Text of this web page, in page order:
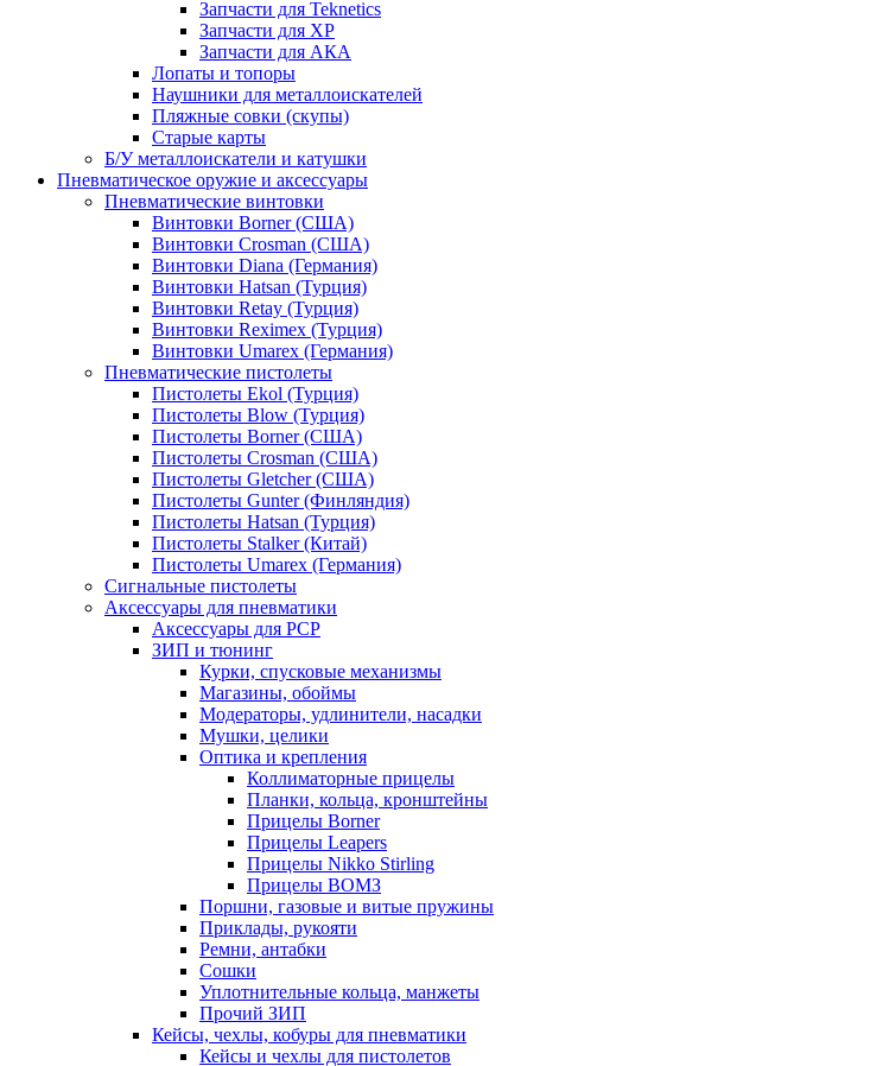
Запчасти для Teknetics
Запчасти для XP
Запчасти для АКА
Лопаты и топоры
Наушники для металлоискателей
Пляжные совки (скупы)
Старые карты
Б/У металлоискатели и катушки
Пневматическое оружие и аксессуары
Пневматические винтовки
Винтовки Borner (США)
Винтовки Crosman (США)
Винтовки Diana (Германия)
Винтовки Hatsan (Турция)
Винтовки Retay (Турция)
Винтовки Reximex (Турция)
Винтовки Umarex (Германия)
Пневматические пистолеты
Пистолеты Ekol (Турция)
Пистолеты Blow (Турция)
Пистолеты Borner (США)
Пистолеты Crosman (США)
Пистолеты Gletcher (США)
Пистолеты Gunter (Финляндия)
Пистолеты Hatsan (Турция)
Пистолеты Stalker (Китай)
Пистолеты Umarex (Германия)
Сигнальные пистолеты
Аксессуары для пневматики
Аксессуары для PCP
ЗИП и тюнинг
Курки, спусковые механизмы
Магазины, обоймы
Модераторы, удлинители, насадки
Мушки, целики
Оптика и крепления
Коллиматорные прицелы
Планки, кольца, кронштейны
Прицелы Borner
Прицелы Leapers
Прицелы Nikko Stirling
Прицелы ВОМЗ
Поршни, газовые и витые пружины
Приклады, рукояти
Ремни, антабки
Сошки
Уплотнительные кольца, манжеты
Прочий ЗИП
Кейсы, чехлы, кобуры для пневматики
Кейсы и чехлы для пистолетов